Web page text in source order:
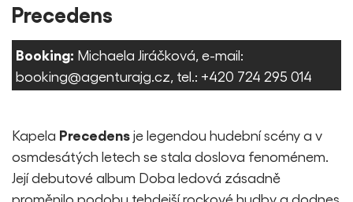
Precedens
Booking: Michaela Jiráčková, e-mail:
booking@agenturajg.cz , tel.: +420 724 295 014
Kapela Precedensje legendou hudební scény a v
osmdesátých letech se stala doslova fenoménem.
Její debutové album Doba ledová zásadně
proměnilo podobu tehdejší rockové hudby a dodnes